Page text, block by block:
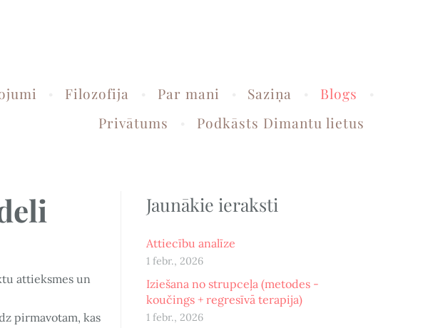
Filozofija Par mani Saziņa
Blogs
Privātums
Podkāsts Dimantu lietus
Jaunākie ieraksti
Attiecību analīze
1 febr., 2026
Iziešana no strupceļa (metodes -
koučings + regresīvā terapija)
1 febr., 2026
attieksmes un
pirmavotam, kas